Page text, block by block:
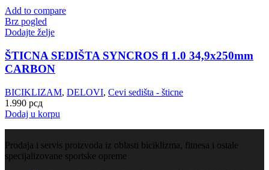
Add to compare
Brz pogled
Dodajte želje
ŠTICNA SEDIŠTA SYNCROS fl 1.0 34,9x250mm
CARBON
BICIKLIZAM, DELOVI, Cevi sedišta - šticne
1.990 рсд
Dodaj u korpu
Prodaja i servis proizvoda iz oblasti biciklizma, fitnesa i ostale
specijalizovane sportske opreme